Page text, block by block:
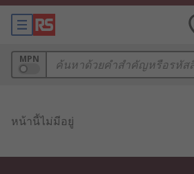
MPN
หน้านี้ไม่มีอยู่